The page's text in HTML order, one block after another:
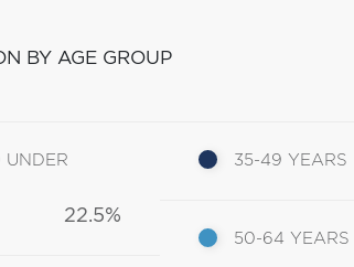
BY AGE GROUP
UNDER
22.5%
35-49 YEARS
50-64 YEARS